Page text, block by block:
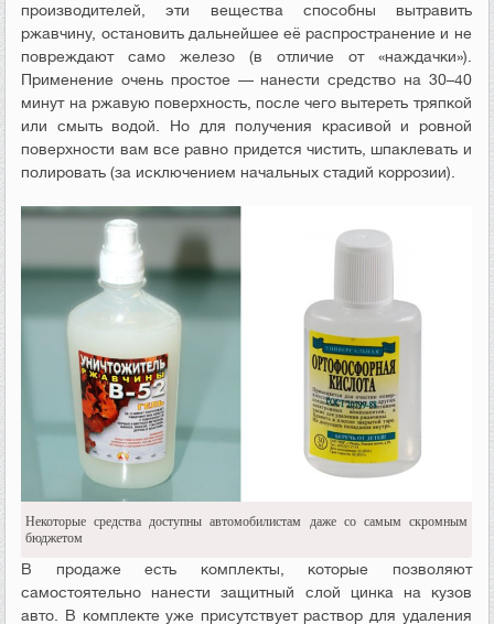
производителей, эти вещества способны вытравить
ржавчину, остановить дальнейшее её распространение и не
повреждают само железо (в отличие от «наждачки»).
Применение очень простое — нанести средство на 30–40
минут на ржавую поверхность, после чего вытереть тряпкой
или смыть водой. Но для получения красивой и ровной
поверхности вам все равно придется чистить, шпаклевать и
полировать (за исключением начальных стадий коррозии).
Некоторые средства доступны автомобилистам даже со самым скромным
бюджетом
В продаже есть комплекты, которые позволяют
самостоятельно нанести защитный слой цинка на кузов
авто. В комплекте уже присутствует раствор для удаления